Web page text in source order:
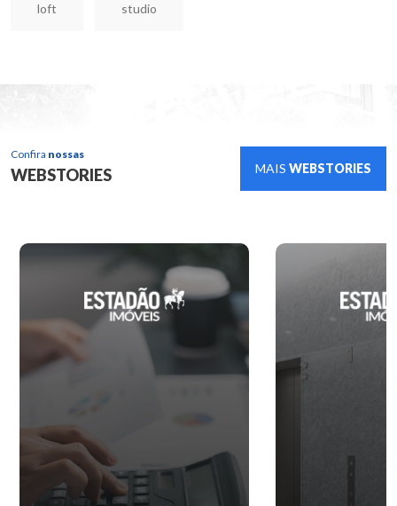
loft studio
Confira nossas
WEBSTORIES MAIS WEBSTORIES